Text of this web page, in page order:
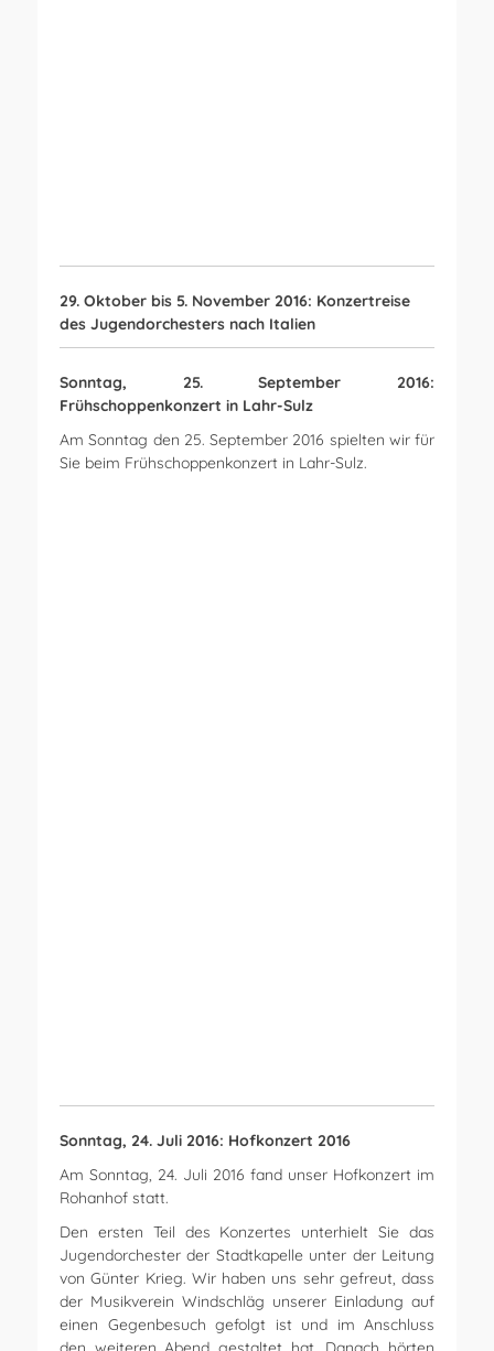
29. Oktober bis 5. November 2016: Konzertreise
des Jugendorchesters nach Italien
Sonntag, 25. September 2016:
Frühschoppenkonzert in Lahr-Sulz
Am Sonntag den 25. September 2016 spielten wir für
Sie beim Frühschoppenkonzert in Lahr-Sulz.
Sonntag, 24. Juli 2016: Hofkonzert 2016
Am Sonntag, 24. Juli 2016 fand unser Hofkonzert im
Rohanhof statt.
Den ersten Teil des Konzertes unterhielt Sie das
Jugendorchester der Stadtkapelle unter der Leitung
von Günter Krieg. Wir haben uns sehr gefreut, dass
der Musikverein Windschläg unserer Einladung auf
einen Gegenbesuch gefolgt ist und im Anschluss